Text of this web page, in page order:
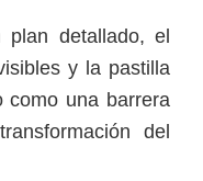
detallado, el
y la pastilla
como una barrera
del